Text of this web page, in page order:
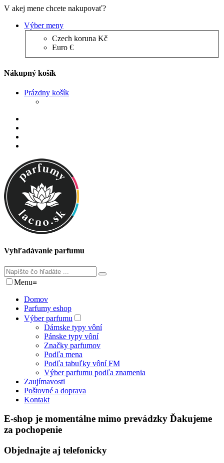
V akej mene chcete nakupovať?
Výber meny
Czech koruna Kč
Euro €
Nákupný košík
Prázdny košík
Vyhľadávanie parfumu
Menu≡
Domov
Parfumy eshop
Výber parfumu
Dámske typy vôní
Pánske typy vôní
Značky parfumov
Podľa mena
Podľa tabuľky vôní FM
Výber parfumu podľa znamenia
Zaujímavosti
Poštovné a doprava
Kontakt
E-shop je momentálne mimo prevádzky Ďakujeme
za pochopenie
Objednajte aj telefonicky